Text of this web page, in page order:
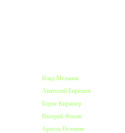
Влад Мельник
Анатолий Бирюков
Борис Киржнер
Валерий Фокин
Ариэль Пелевин